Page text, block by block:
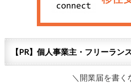
【PR】個人事業主・フリーラン
＼開業届を書く